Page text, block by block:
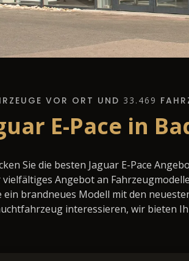
VOR ORT UND 33.469
E-Pace in
Sie die besten Jaguar E-Pace
vielfältiges Angebot an
ein brandneues Modell mit den
interessieren, wir bieten